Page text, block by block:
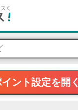
ント設定を開く